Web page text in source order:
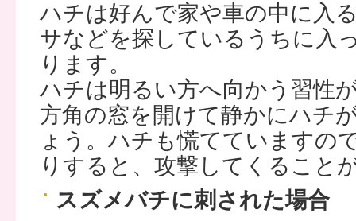
ハチは好んで家や車の中に入
サなどを探しているうちに入
ります。
ハチは明るい方へ向かう習性
方角の窓を開けて静かにハチ
ょう。ハチも慌てていますの
りすると、攻撃してくること
スズメバチに刺された場合